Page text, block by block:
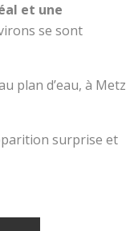
et une
se sont
plan d’eau, à Metz
surprise et